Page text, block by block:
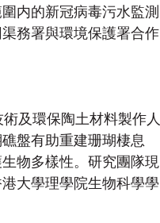
内的新冠病毒污水監測
務署與環境保護署合作
及環保陶土材料製作人
盤有助重建珊瑚棲息
物多樣性。研究團隊現
大學理學院生物科學學